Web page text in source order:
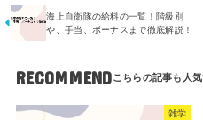
海上自衛隊の給料の一覧！階級別
や、手当、ボーナスまで徹底解説！
RECOMMEND
雑学